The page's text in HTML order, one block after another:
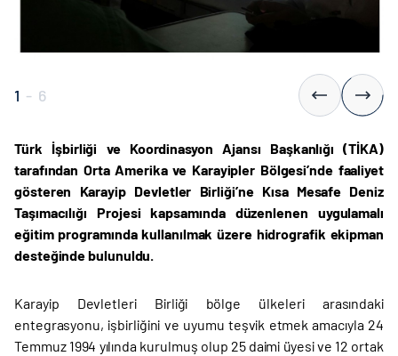
1 - 6
Türk İşbirliği ve Koordinasyon Ajansı Başkanlığı (TİKA)
tarafından Orta Amerika ve Karayipler Bölgesi’nde faaliyet
gösteren Karayip Devletler Birliği’ne Kısa Mesafe Deniz
Taşımacılığı Projesi kapsamında düzenlenen uygulamalı
eğitim programında kullanılmak üzere hidrografik ekipman
desteğinde bulunuldu.
Karayip Devletleri Birliği bölge ülkeleri arasındaki
entegrasyonu, işbirliğini ve uyumu teşvik etmek amacıyla 24
Temmuz 1994 yılında kurulmuş olup 25 daimi üyesi ve 12 ortak